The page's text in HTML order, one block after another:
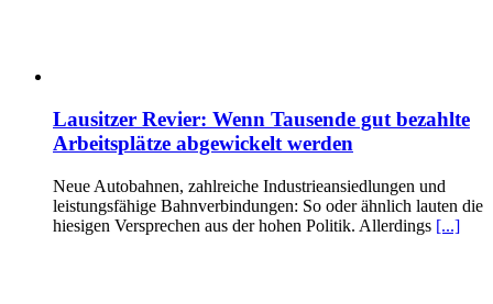
Lausitzer Revier: Wenn Tausende gut bezahlte
Arbeitsplätze abgewickelt werden
Neue Autobahnen, zahlreiche Industrieansiedlungen und
leistungsfähige Bahnverbindungen: So oder ähnlich lauten die
hiesigen Versprechen aus der hohen Politik. Allerdings [...]